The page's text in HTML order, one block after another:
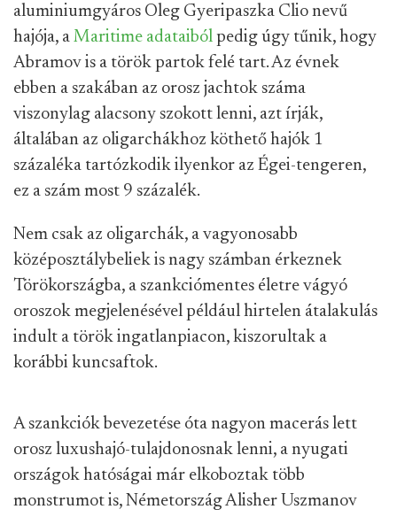
aluminiumgyáros Oleg Gyeripaszka Clio nevű
hajója, a Maritime adataiból pedig úgy tűnik, hogy
Abramov is a török partok felé tart. Az évnek
ebben a szakában az orosz jachtok száma
viszonylag alacsony szokott lenni, azt írják,
általában az oligarchákhoz köthető hajók 1
százaléka tartózkodik ilyenkor az Égei-tengeren,
ez a szám most 9 százalék.
Nem csak az oligarchák, a vagyonosabb
középosztálybeliek is nagy számban érkeznek
Törökországba, a szankciómentes életre vágyó
oroszok megjelenésével például hirtelen átalakulás
indult a török ingatlanpiacon, kiszorultak a
korábbi kuncsaftok.
A szankciók bevezetése óta nagyon macerás lett
orosz luxushajó-tulajdonosnak lenni, a nyugati
országok hatóságai már elkoboztak több
monstrumot is, Németország Alisher Uszmanov